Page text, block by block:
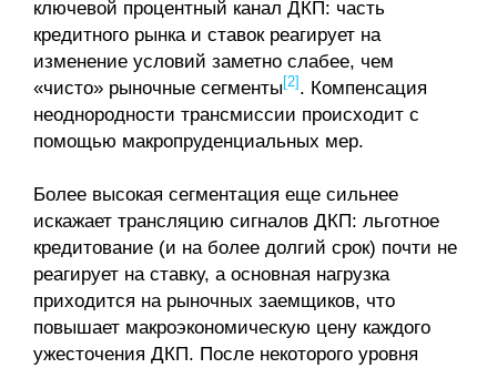
ключевой процентный канал ДКП: часть
кредитного рынка и ставок реагирует на
изменение условий заметно слабее, чем
«чисто» рыночные сегменты [2] . Компенсация
неоднородности трансмиссии происходит с
помощью макропруденциальных мер.
Более высокая сегментация еще сильнее
искажает трансляцию сигналов ДКП: льготное
кредитование (и на более долгий срок) почти не
реагирует на ставку, а основная нагрузка
приходится на рыночных заемщиков, что
повышает макроэкономическую цену каждого
ужесточения ДКП. После некоторого уровня